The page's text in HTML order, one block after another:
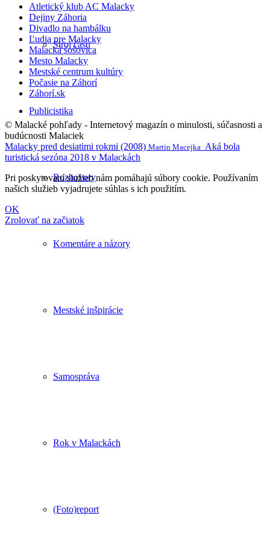
Stroj času
Publicistika
Rozhovory
Komentáre a názory
Mestské inšpirácie
Samospráva
Rok v Malackách
(Foto)report
Atletický klub AC Malacky
Dejiny Záhoria
Divadlo na hambálku
Ľudia pre Malacky
Malacká šošovica
Mesto Malacky
Mestské centrum kultúry
Počasie na Záhorí
Záhorí.sk
© Malacké pohľady - Internetový magazín o minulosti, súčasnosti a
budúcnosti Malaciek
Malacky pred desiatimi rokmi (2008) Martin Macejka Aká bola
turistická sezóna 2018 v Malackách
Pri poskytovaní služieb nám pomáhajú súbory cookie. Používaním
našich služieb vyjadrujete súhlas s ich použitím.
OK
Zrolovať na začiatok